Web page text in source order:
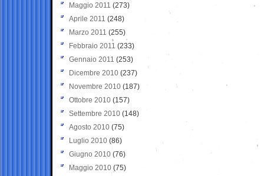
Maggio 2011 (273)
Aprile 2011 (248)
Marzo 2011 (255)
Febbraio 2011 (233)
Gennaio 2011 (253)
Dicembre 2010 (237)
Novembre 2010 (187)
Ottobre 2010 (157)
Settembre 2010 (148)
Agosto 2010 (75)
Luglio 2010 (86)
Giugno 2010 (76)
Maggio 2010 (75)